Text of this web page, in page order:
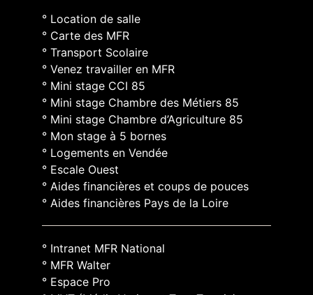
° Location de salle
° Carte des MFR
° Transport Scolaire
° Venez travailler en MFR
° Mini stage CCI 85
° Mini stage Chambre des Métiers 85
° Mini stage Chambre d’Agriculture 85
° Mon stage à 5 bornes
° Logements en Vendée
° Escale Ouest
° Aides financières et coups de pouces
° Aides financières Pays de la Loire
° Intranet MFR National
° MFR Walter
° Espace Pro